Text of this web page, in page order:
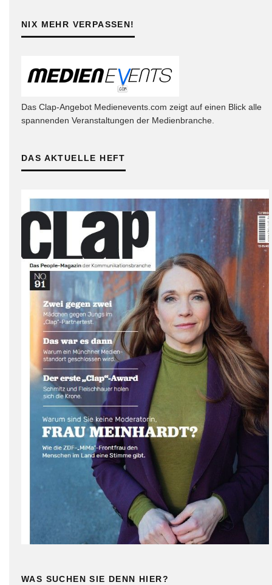
NIX MEHR VERPASSEN!
Das Clap-Angebot Medienevents.com zeigt auf einen Blick alle
spannenden Veranstaltungen der Medienbranche.
DAS AKTUELLE HEFT
WAS SUCHEN SIE DENN HIER?